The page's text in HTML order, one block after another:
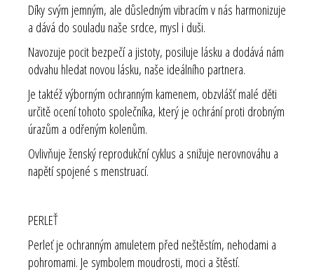
Díky svým jemným, ale důsledným vibracím v nás harmonizuje
a dává do souladu naše srdce, mysl i duši.
Navozuje pocit bezpečí a jistoty, posiluje lásku a dodává nám
odvahu hledat novou lásku, naše ideálního partnera.
Je taktéž výborným ochranným kamenem, obzvlášť malé děti
určitě ocení tohoto společníka, který je ochrání proti drobným
úrazům a odřeným kolenům.
Ovlivňuje ženský reprodukční cyklus a snižuje nerovnováhu a
napětí spojené s menstruací.
PERLEŤ
Perleť je ochranným amuletem před neštěstím, nehodami a
pohromami. Je symbolem moudrosti, moci a štěstí.